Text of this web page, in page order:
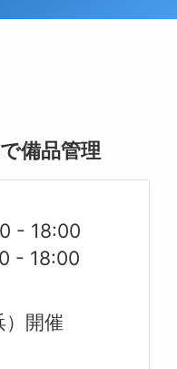
備品管理
- 18:00
- 18:00
開催